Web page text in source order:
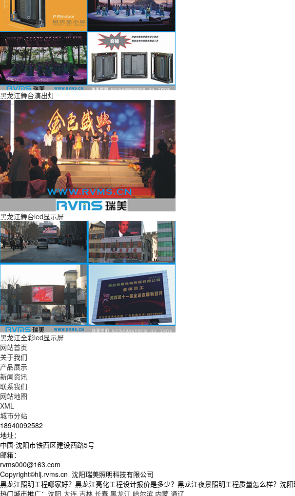
黑龙江舞台演出灯
黑龙江舞台led显示屏
黑龙江全彩led显示屏
网站首页
关于我们
产品展示
新闻资讯
联系我们
网站地图
XML
城市分站
18940092582
地址：
中国·沈阳市铁西区建设西路5号
邮箱：
rvms000@163.com
Copyright©hlj.rvms.cn 沈阳瑞美照明科技有限公司
黑龙江照明工程哪家好？黑龙江亮化工程设计报价是多少？黑龙江夜景照明工程质量怎么样？
热门城市推广： 沈阳 大连 吉林 长春 黑龙江 哈尔滨 内蒙 通辽